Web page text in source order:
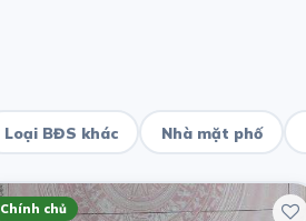
Loại BĐS khác Nhà mặt phố
Chính chủ